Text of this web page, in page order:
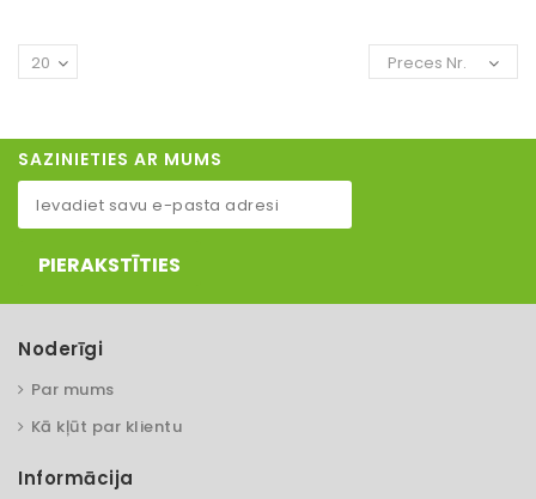
Preces Nr.
20
SAZINIETIES AR MUMS
PIERAKSTĪTIES
Noderīgi
Par mums
Kā kļūt par klientu
Informācija